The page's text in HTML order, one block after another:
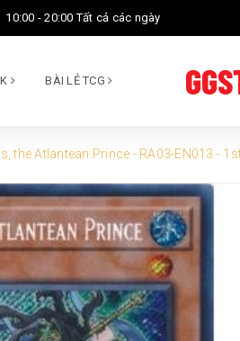
10:00 - 20:00 Tất cả các ngày
BÀI LẺ TCG
the Atlantean Prince - RA03-EN013 -